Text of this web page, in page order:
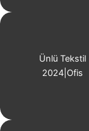
Ünlü Tekstil
2024 Ofis